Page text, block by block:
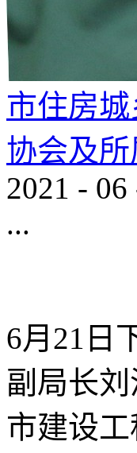
市住房
协会及
2021 - 06
...
6月21日
副局长
市建设